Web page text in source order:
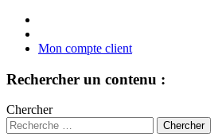
Mon compte client
Rechercher un contenu :
Chercher